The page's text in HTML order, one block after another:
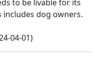
to be livable for its
dog owners.
04-01)